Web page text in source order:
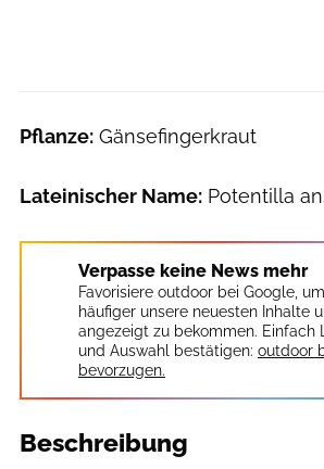
Pflanze: Gänsefingerkraut
Lateinischer Name: Potentilla
Verpasse keine News mehr
Favorisiere outdoor bei Google,
häufiger unsere neuesten Inhalte
angezeigt zu bekommen. Einfach
und Auswahl bestätigen: outdoor
bevorzugen.
Beschreibung